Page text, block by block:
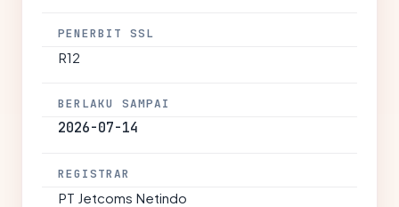
PENERBIT SSL
R12
BERLAKU SAMPAI
2026-07-14
REGISTRAR
PT Jetcoms Netindo